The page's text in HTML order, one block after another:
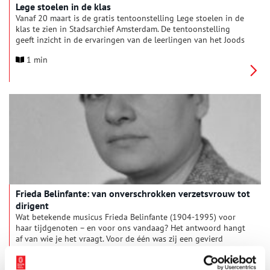
Lege stoelen in de klas
Vanaf 20 maart is de gratis tentoonstelling Lege stoelen in de
klas te zien in Stadsarchief Amsterdam. De tentoonstelling
geeft inzicht in de ervaringen van de leerlingen van het Joods
bezetter een ingrijpende anti-Joodse maatregel bekend:
1 min
Frieda Belinfante: van onverschrokken verzetsvrouw tot
dirigent
Wat betekende musicus Frieda Belinfante (1904-1995) voor
haar tijdgenoten – en voor ons vandaag? Het antwoord hangt
af van wie je het vraagt. Voor de één was zij een gevierd
verzetsstrijder tijdens de Tweede Wereldoorlog. Maar ze was